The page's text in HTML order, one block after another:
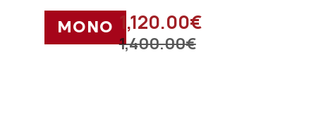
ΜΟΝΟ
1,400.00€
1,120.00€